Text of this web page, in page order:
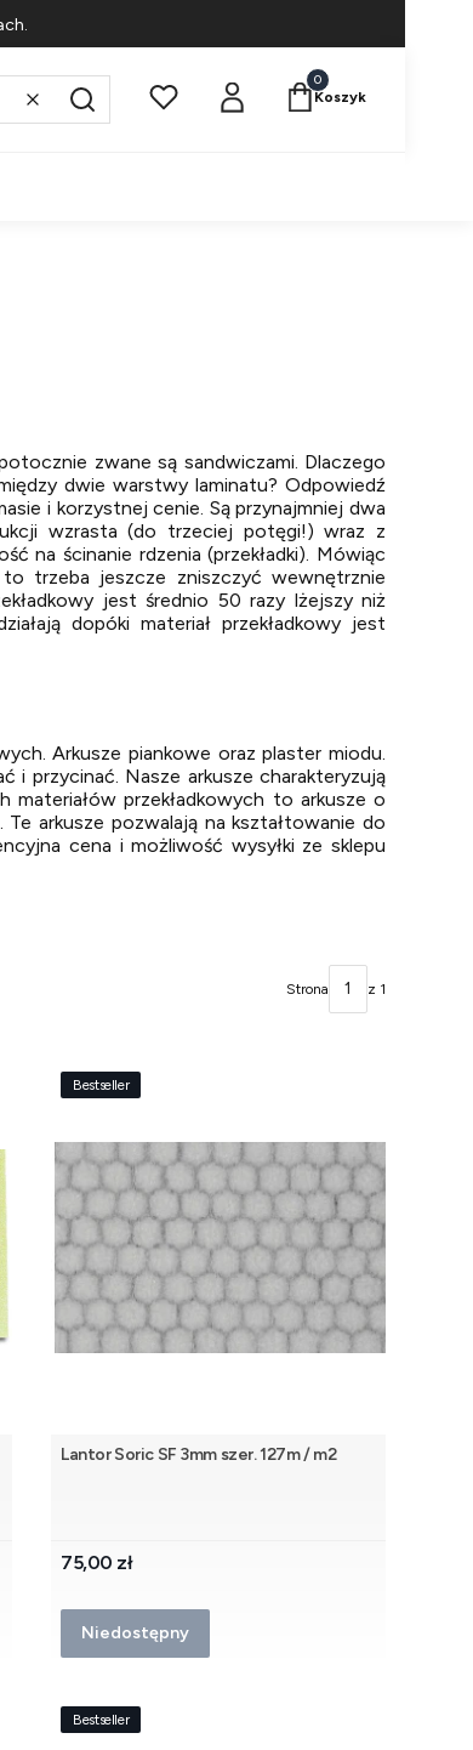
WyczyśćSzukaj
Produkty w koszyku:
Koszyk
zwane są sandwiczami. Dlaczego
dwie warstwy laminatu? Odpowiedź
i korzystnej cenie. Są przynajmniej dwa
wzrasta (do trzeciej potęgi!) wraz z
na ścinanie rdzenia (przekładki). Mówiąc
trzeba jeszcze zniszczyć wewnętrznie
jest średnio 50 razy lżejszy niż
dopóki materiał przekładkowy jest
Arkusze piankowe oraz plaster miodu.
i przycinać. Nasze arkusze charakteryzują
przekładkowych to arkusze o
arkusze pozwalają na kształtowanie do
cena i możliwość wysyłki ze sklepu
Strona z 1
Bestseller
Lantor Soric SF 3mm szer. 127m / m2
Cena
75,00 zł
Niedostępny
Bestseller